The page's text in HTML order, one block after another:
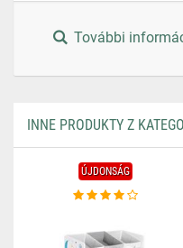
További
INNE PRODUKTY Z
ÚJDONSÁG